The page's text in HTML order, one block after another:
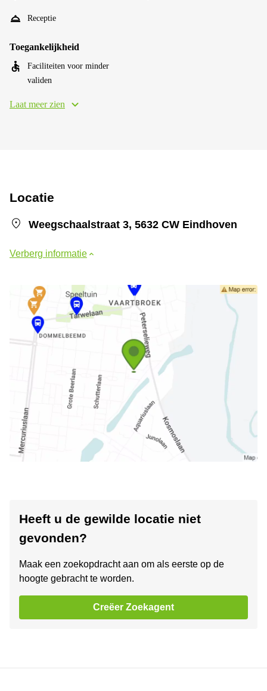
Receptie
Toegankelijkheid
Faciliteiten voor minder
validen
Laat meer zien
Locatie
Weegschaalstraat 3, 5632 CW Eindhoven
Verberg informatie
Heeft u de gewilde locatie niet
gevonden?
Maak een zoekopdracht aan om als eerste op de
hoogte gebracht te worden.
Creëer Zoekagent